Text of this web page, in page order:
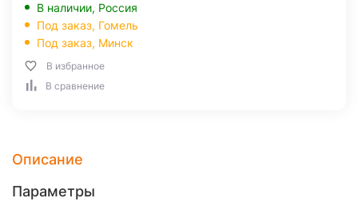
В наличии, Россия
Под заказ, Гомель
Под заказ, Минск
В избранное
В сравнение
Описание
Параметры